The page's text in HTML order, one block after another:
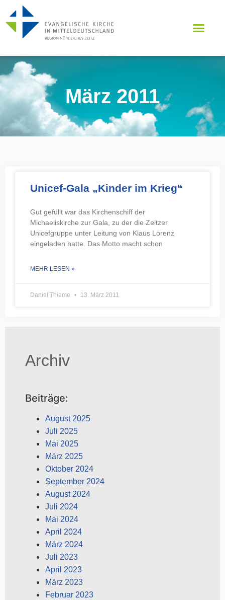
März 2011
Unicef-Gala „Kinder im Krieg“
Gut gefüllt war das Kirchenschiff der
Michaeliskirche zur Gala, zu der die Zeitzer
Unicefgruppe unter Leitung von Klaus Lorenz
eingeladen hatte. Das Motto macht schon
MEHR LESEN »
Daniel Thieme 13. März 2011
Archiv
Beiträge:
August 2025
Juli 2025
Mai 2025
März 2025
Oktober 2024
September 2024
August 2024
Juli 2024
Mai 2024
April 2024
März 2024
Juli 2023
April 2023
März 2023
Februar 2023